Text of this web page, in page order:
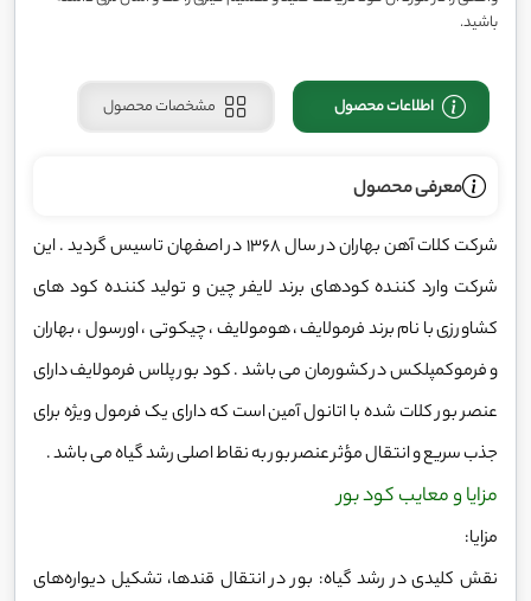
باشید.
اطلاعات محصول مشخصات محصول
معرفی محصول
شرکت کلات آهن بهاران در سال 1368 در اصفهان تاسیس گردید . این
شرکت وارد کننده کودهای برند لایفر چین و تولید کننده کود های
کشاورزی با نام برند فرمولایف ، هومولایف ، چیکوتی ، اورسول ، بهاران
و فرموکمپلکس در کشورمان می باشد . کود بور پلاس فرمولایف دارای
عنصر بور کلات شده با اتانول آمین است که دارای یک فرمول ویژه برای
جذب سریع و انتقال مؤثر عنصر بور به نقاط اصلی رشد گیاه می باشد .
مزایا و معایب کود بور
مزایا:
نقش کلیدی در رشد گیاه: بور در انتقال قندها، تشکیل دیواره‌های